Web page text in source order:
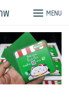
พ MENU